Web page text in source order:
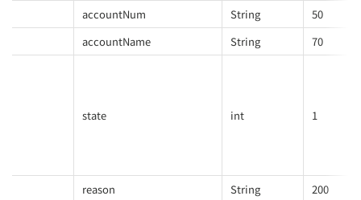
accountNum
String
50
accountName
String 70
state int 1
reason String 200